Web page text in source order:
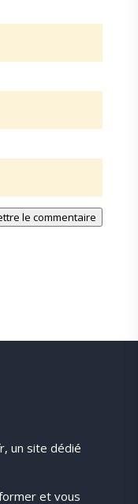
le commentaire
un site dédié
et vous